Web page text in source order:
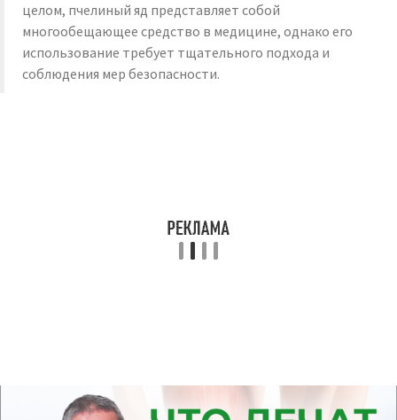
целом, пчелиный яд представляет собой
многообещающее средство в медицине, однако его
использование требует тщательного подхода и
соблюдения мер безопасности.